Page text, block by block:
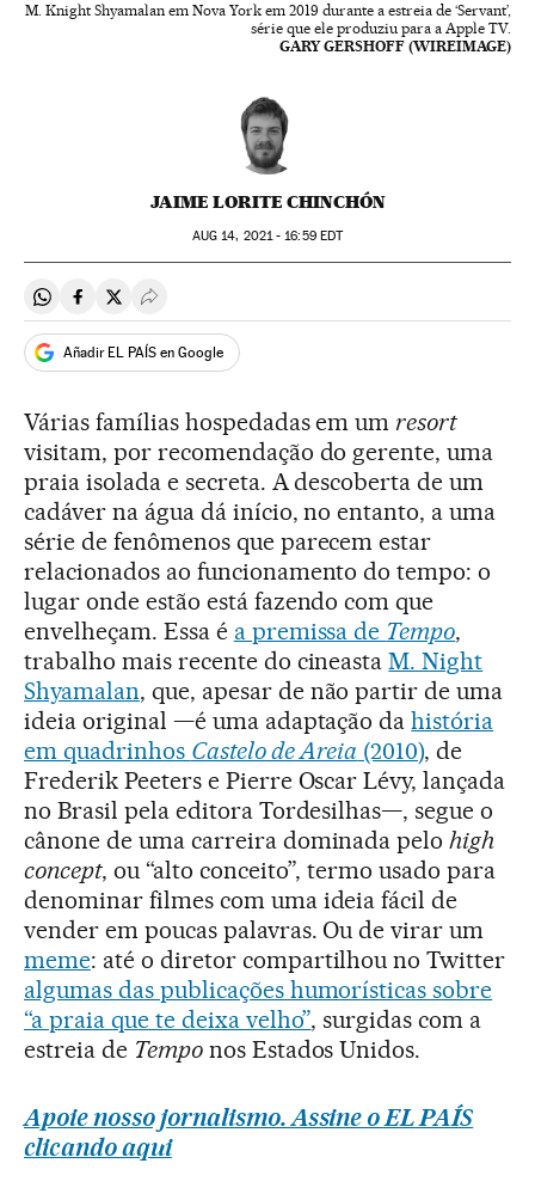
M. Knight Shyamalan em Nova York em 2019 durante a estreia de ‘Servant’,
série que ele produziu para a Apple TV.
GARY GERSHOFF (WIREIMAGE)
JAIME LORITE CHINCHÓN
AUG 14, 2021 - 16:59EDT
Compartir en Whatsapp
Compartir en Facebook
Compartir en Twitter
Desplegar Redes Sociales
Añadir EL PAÍS en Google
Várias famílias hospedadas em umresort
visitam, por recomendação do gerente, uma
praia isolada e secreta. A descoberta de um
cadáver na água dá início, no entanto, a uma
série de fenômenos que parecem estar
relacionados ao funcionamento do tempo: o
lugar onde estão está fazendo com que
envelheçam. Essa é a premissa de Tempo,
trabalho mais recente do cineastaM. Night
Shyamalan, que, apesar de não partir de uma
ideia original —é uma adaptação dahistória
em quadrinhos Castelo de Areia (2010), de
Frederik Peeters e Pierre Oscar Lévy, lançada
no Brasil pela editora Tordesilhas—, segue o
cânone de uma carreira dominada pelohigh
concept, ou “alto conceito”, termo usado para
denominar filmes com uma ideia fácil de
vender em poucas palavras. Ou de virar um
meme: até o diretor compartilhou no Twitter
algumas das publicações humorísticas sobre
“a praia que te deixa velho”, surgidas com a
estreia de Temponos Estados Unidos.
Apoie nosso jornalismo. Assine o EL PAÍS
clicando aqui